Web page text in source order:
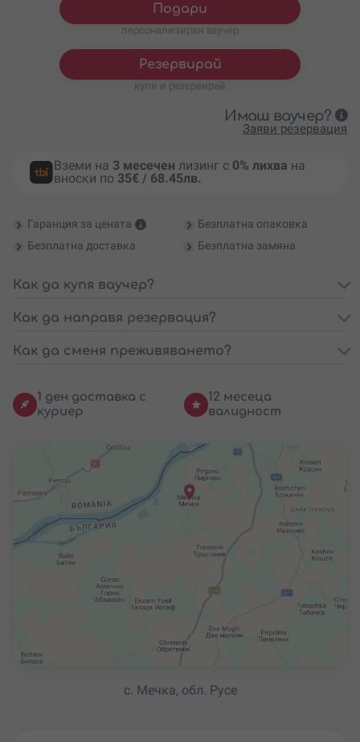
Подари
персонализиран ваучер
Резервирай
купи и резервирай
Имаш ваучер?
Заяви резервация
Вземи на 3 месечен лизинг с 0% лихва на
вноски по 35€ / 68.45лв.
Гаранция за цената
Безплатна опаковка
Безплатна доставка
Безплатна замяна
Как да купя ваучер?
Как да направя резервация?
Как да сменя преживяването?
1 ден доставка с
куриер
12 месеца
валидност
с. Мечка, обл. Русе